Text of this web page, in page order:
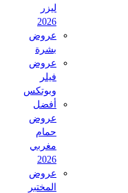
2026
عروض
بشرة
عروض
وبوتكس
أفضل
عروض
حمام
مغربي
2026
عروض
المختبر